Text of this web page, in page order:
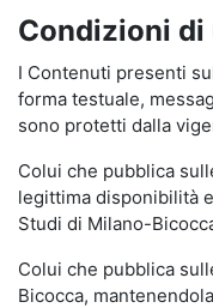
Condizioni di
I Contenuti presenti
forma testuale,
sono protetti dalla
Colui che pubblica
legittima disponibilità
Studi di Milano-
Colui che pubblica
Bicocca,